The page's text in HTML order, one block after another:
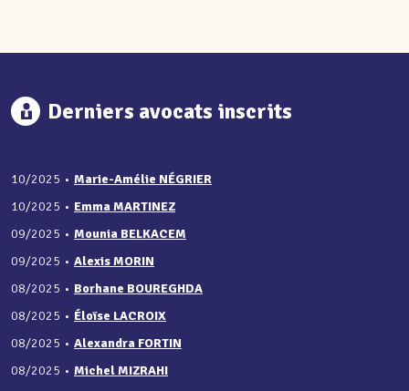
Derniers avocats inscrits
10/2025 • Marie-Amélie NÉGRIER
10/2025 • Emma MARTINEZ
09/2025 • Mounia BELKACEM
09/2025 • Alexis MORIN
08/2025 • Borhane BOUREGHDA
08/2025 • Éloïse LACROIX
08/2025 • Alexandra FORTIN
08/2025 • Michel MIZRAHI